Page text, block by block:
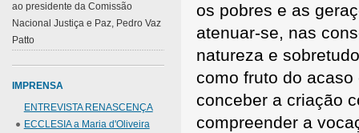
os pobres e as
atenuar-se, nas
natureza e
como fruto do
conceber a criação
compreender a
ao presidente da Comissão
Nacional Justiça e Paz, Pedro Vaz
Patto
IMPRENSA
ENTREVISTA RENASCENÇA
ECCLESIA a Maria d'Oliveira